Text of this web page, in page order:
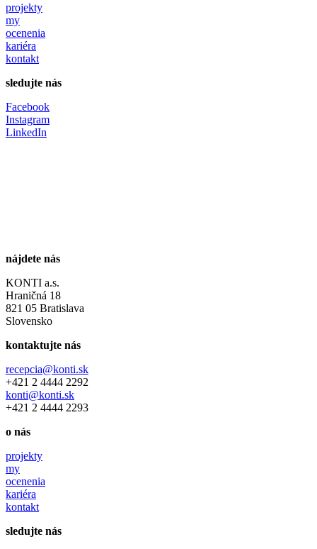
projekty
my
ocenenia
kariéra
kontakt
sledujte nás
Facebook
Instagram
LinkedIn
nájdete nás
KONTI a.s.
Hraničná 18
821 05 Bratislava
Slovensko
kontaktujte nás
recepcia@konti.sk
+421 2 4444 2292
konti@konti.sk
+421 2 4444 2293
o nás
projekty
my
ocenenia
kariéra
kontakt
sledujte nás